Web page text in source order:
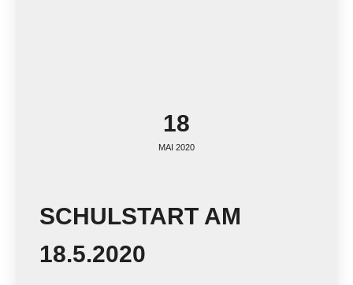
18
MAI 2020
SCHULSTART AM
18.5.2020